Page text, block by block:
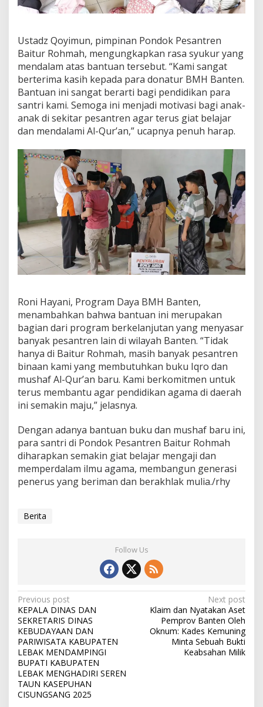
Ustadz Qoyimun, pimpinan Pondok Pesantren
Baitur Rohmah, mengungkapkan rasa syukur yang
mendalam atas bantuan tersebut. “Kami sangat
berterima kasih kepada para donatur BMH Banten.
Bantuan ini sangat berarti bagi pendidikan para
santri kami. Semoga ini menjadi motivasi bagi anak-
anak di sekitar pesantren agar terus giat belajar
dan mendalami Al-Qur’an,” ucapnya penuh harap.
Roni Hayani, Program Daya BMH Banten,
menambahkan bahwa bantuan ini merupakan
bagian dari program berkelanjutan yang menyasar
banyak pesantren lain di wilayah Banten. “Tidak
hanya di Baitur Rohmah, masih banyak pesantren
binaan kami yang membutuhkan buku Iqro dan
mushaf Al-Qur’an baru. Kami berkomitmen untuk
terus membantu agar pendidikan agama di daerah
ini semakin maju,” jelasnya.
Dengan adanya bantuan buku dan mushaf baru ini,
para santri di Pondok Pesantren Baitur Rohmah
diharapkan semakin giat belajar mengaji dan
memperdalam ilmu agama, membangun generasi
penerus yang beriman dan berakhlak mulia./rhy
Berita
Follow Us
Post
navigation
Previous post
KEPALA DINAS DAN
SEKRETARIS DINAS
KEBUDAYAAN DAN
PARIWISATA KABUPATEN
LEBAK MENDAMPINGI
BUPATI KABUPATEN
LEBAK MENGHADIRI SEREN
TAUN KASEPUHAN
CISUNGSANG 2025
Next post
Klaim dan Nyatakan Aset
Pemprov Banten Oleh
Oknum: Kades Kemuning
Minta Sebuah Bukti
Keabsahan Milik